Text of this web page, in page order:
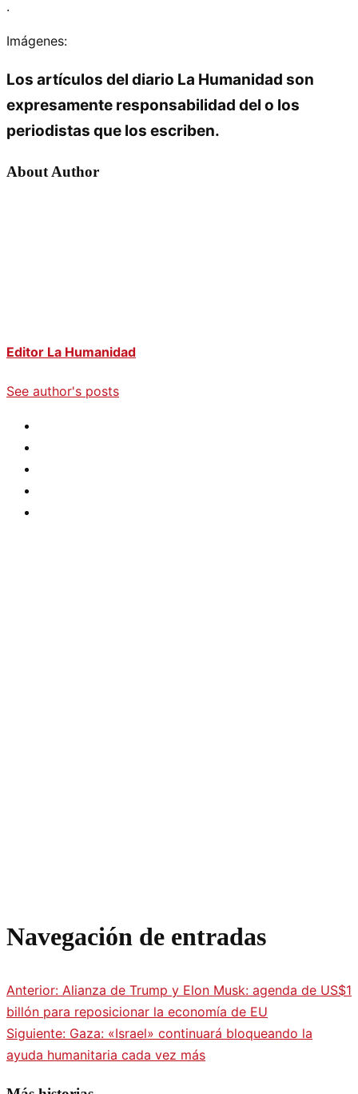
.
Imágenes:
Los artículos del diario La Humanidad son
expresamente responsabilidad del o los
periodistas que los escriben.
About Author
Editor La Humanidad
See author's posts
Navegación de entradas
Anterior: Alianza de Trump y Elon Musk: agenda de US$1
billón para reposicionar la economía de EU
Siguiente: Gaza: «Israel» continuará bloqueando la
ayuda humanitaria cada vez más